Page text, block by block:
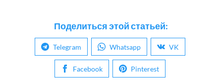
Поделиться этой статьей:
Telegram Whatsapp VK
Facebook Pinterest